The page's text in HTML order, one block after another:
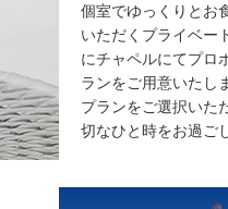
個室でゆっくりとお
いただくプライベー
にチャペルにてプロ
ランをご用意いたし
プランをご選択いた
切なひと時をお過ご